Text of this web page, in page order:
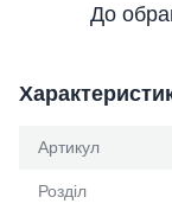
До
Артикул
Розділ